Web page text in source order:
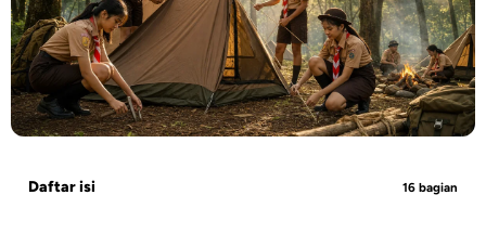
Daftar isi 16 bagian